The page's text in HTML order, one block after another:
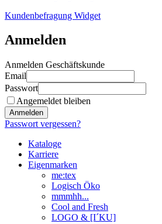
Kundenbefragung Widget
Anmelden
Anmelden Geschäftskunde
Email
Passwort
Angemeldet bleiben
Anmelden
Passwort vergessen?
Kataloge
Karriere
Eigenmarken
me:tex
Logisch Öko
mmmhh...
Cool and Fresh
LOGO & [I´KU]